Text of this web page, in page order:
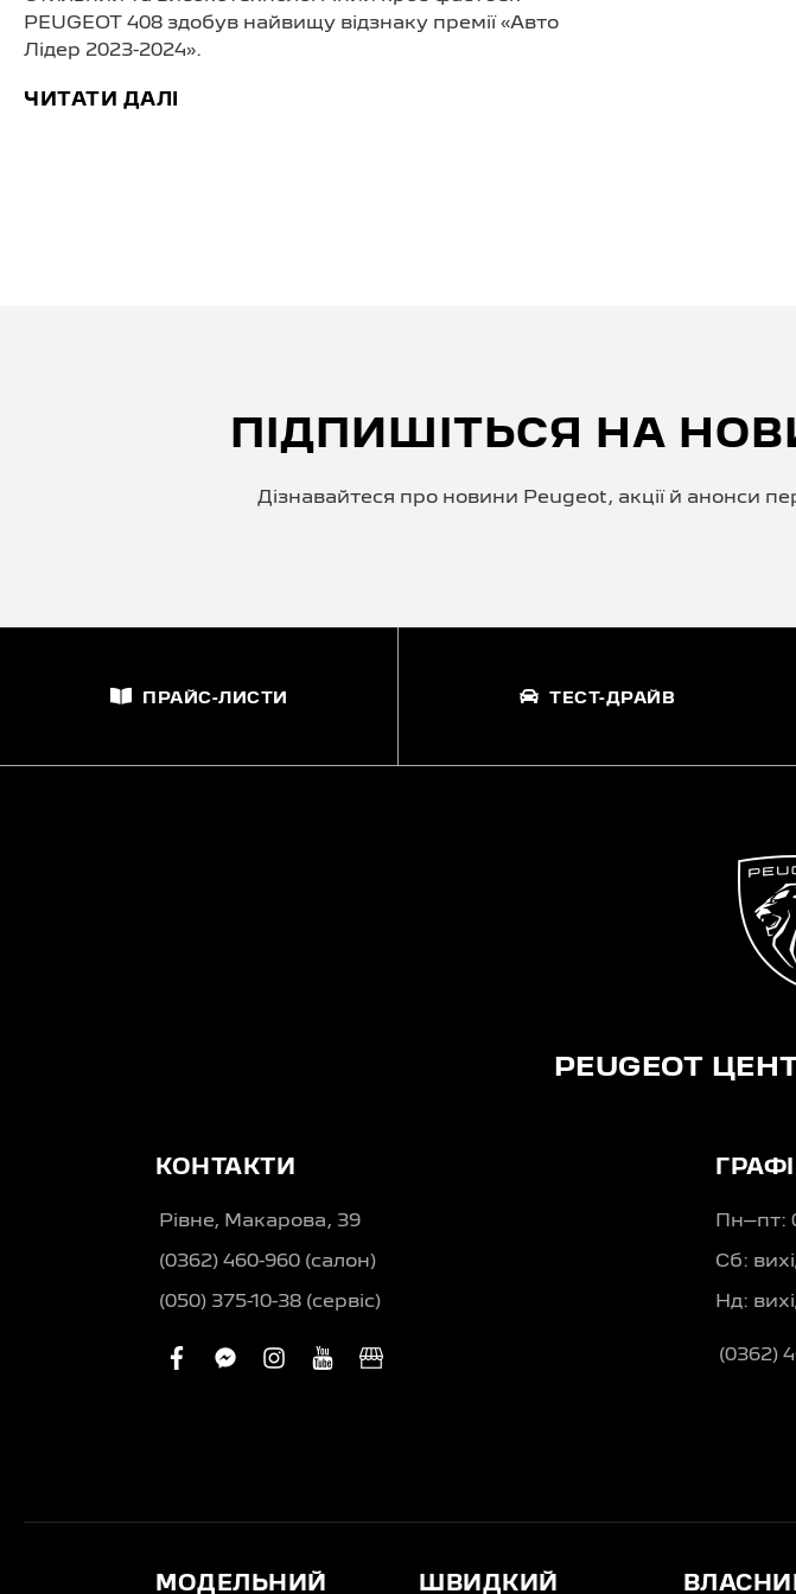
PEUGEOT 408 здобув найвищу відзнаку премії «Авто
Лідер 2023-2024».
ЧИТАТИ ДАЛІ
ПІДПИШІТЬСЯ НА
Дізнавайтеся про новини Peugeot, акції й анонси
ПРАЙС-ЛИСТИ ТЕСТ-ДРАЙВ
PEUGEOT
КОНТАКТИ
Рівне, Макарова, 39
(0362) 460-960 (салон)
(050) 375-10-38 (сервіс)
facebook
facebook-
instagram
youtube
business
Пн–пт:
Сб:
Нд:
(0362)
МОДЕЛЬНИЙ ШВИДКИЙ